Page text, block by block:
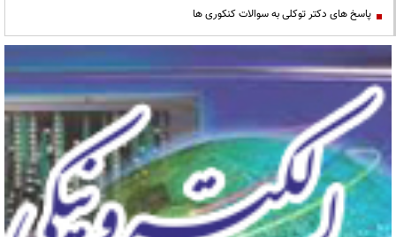
پاسخ های دکتر توکلی به سوالات کنکوری ها